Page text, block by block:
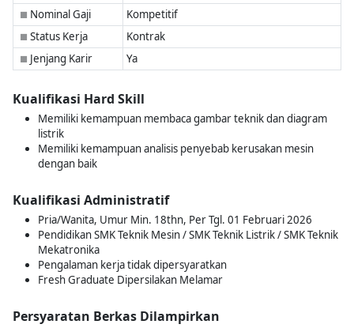
■ Nominal Gaji Kompetitif
■ Status Kerja Kontrak
■ Jenjang Karir Ya
Kualifikasi Hard Skill
Memiliki kemampuan membaca gambar teknik dan diagram
listrik
Memiliki kemampuan analisis penyebab kerusakan mesin
dengan baik
Kualifikasi Administratif
Pria/Wanita, Umur Min. 18thn, Per Tgl. 01 Februari 2026
Pendidikan SMK Teknik Mesin / SMK Teknik Listrik / SMK Teknik
Mekatronika
Pengalaman kerja tidak dipersyaratkan
Fresh Graduate Dipersilakan Melamar
Persyaratan Berkas Dilampirkan